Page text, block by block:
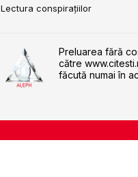
Lectura conspirațiilor
Preluarea fără
către
făcută numai în